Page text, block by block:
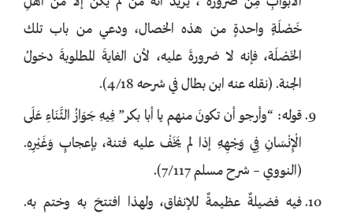
خَصْلَةٍ واحدةٍ من هذه الخصال، ودعي من باب تلك
الخَصْلَة، فإنه لا ضرورةَ عليه، لأن الغايةَ المطلوبةَ دخولُ
الجنة. (نقله عنه ابن بطال في شرحه 4/18).
قوله: “وأرجو أن تكونَ منهم يا أبا بكر” فِيهِ جَوَازُ الثَّنَاءِ عَلَى
الْإِنْسَانِ فِي وَجْهِهِ إذا لم يَخَفْ عليه فتنة، بإعجابٍ وَغَيْرِهِ.
(النووي – شرح مسلم 7/117).
فيه فضيلةٌ عظيمةٌ للإنفاق، ولهذا افتتحَ به وختم به.